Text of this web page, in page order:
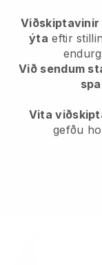
ýta eftir
Við sendum
Vita
gefðu